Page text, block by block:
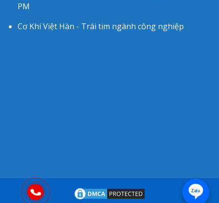
PM
Cơ Khí Việt Hàn - Trái tim ngành công nghiệp
Zalo